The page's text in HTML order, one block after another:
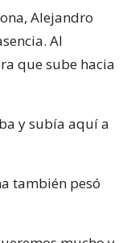
Alejandro
Al
que sube hacia
y subía aquí a
también pesó